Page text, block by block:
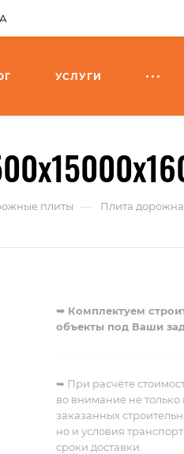
УСЛУГИ
плиты — Плита
➥ Комплектуем
объекты под Ваши
➥ При расчёте
во внимание не только
заказанных
но и условия
сроки доставки.